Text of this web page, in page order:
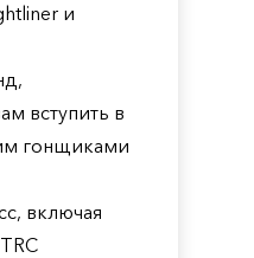
и
вступить в
гонщиками
включая